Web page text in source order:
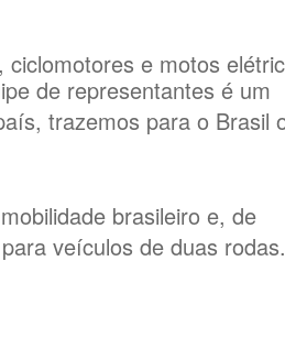
e motos
de representantes é um
trazemos para o Brasil
brasileiro e, de
veículos de duas rodas.